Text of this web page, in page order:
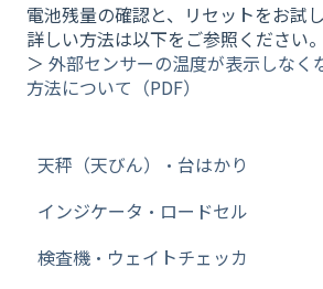
電池残量の確認と、リセットをお試
詳しい方法は以下をご参照ください。
＞ 外部センサーの温度が表示しなく
方法について（PDF）
天秤（天びん）・台はかり
その他【WinCT】
分析機器
インジケータ・ロードセル
インジケータ
検査機・ウェイトチェッカ